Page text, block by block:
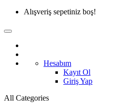
Alışveriş sepetiniz boş!
Hesabım
Kayıt Ol
Giriş Yap
All Categories